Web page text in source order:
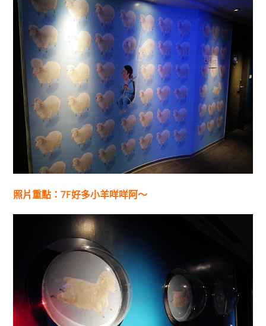
照片重點：7F好多小羊咩咩阿～